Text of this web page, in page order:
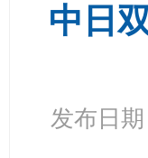
中日
发布日